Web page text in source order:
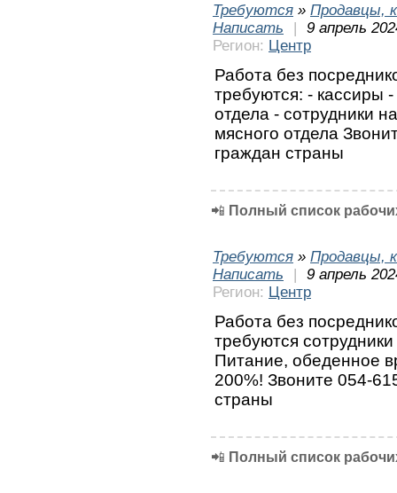
Требуются » Продавцы,
Написать
|
9 апрель
Регион: Центр
Работа без
требуются: - кассиры
отдела - сотрудники
мясного отдела
граждан страны
📲 Полный список
Требуются » Продавцы,
Написать
|
9 апрель
Регион: Центр
Работа без
требуются
Питание, обеденное
200%! Звоните 054-
страны
📲 Полный список